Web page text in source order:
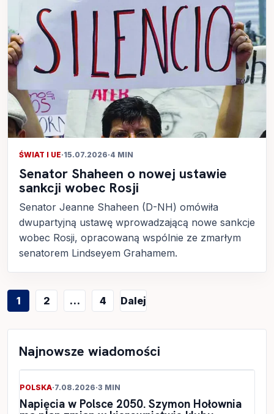
ŚWIAT I UE·15.07.2026·4 MIN
Senator Shaheen o nowej ustawie
sankcji wobec Rosji
Senator Jeanne Shaheen (D-NH) omówiła
dwupartyjną ustawę wprowadzającą nowe sankcje
wobec Rosji, opracowaną wspólnie ze zmarłym
senatorem Lindseyem Grahamem.
Stronicowanie
1 2 … 4 Dalej
Najnowsze wiadomości
POLSKA·7.08.2026·3 MIN
Napięcia w Polsce 2050. Szymon Hołownia